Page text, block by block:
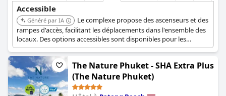
besoins en matière d'accessibilité.
Accessible
Généré par IA
Le complexe propose des ascenseurs et des
rampes d'accès, facilitant les déplacements dans l'ensemble des
locaux. Des options accessibles sont disponibles pour les
personnes handicapées et les installations sont conçues pour
assurer un séjour confortable.
The Nature Phuket - SHA Extra Plus
(The Nature Phuket)